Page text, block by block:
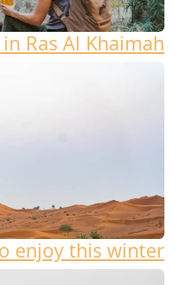
Ras Al Khaimah
enjoy this winter